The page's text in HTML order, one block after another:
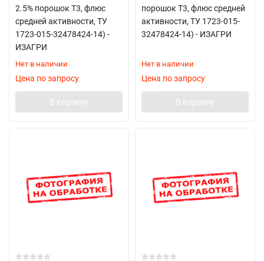
2.5% порошок Т3, флюс
средней активности, ТУ
1723-015-32478424-14) -
ИЗАГРИ
Нет в наличии
Цена по запросу
В корзину
порошок Т3, флюс средней
активности, ТУ 1723-015-
32478424-14) - ИЗАГРИ
Нет в наличии
Цена по запросу
В корзину